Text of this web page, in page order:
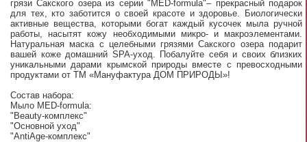
грязи Сакского озера из серии "MED-formula"– прекрасный подарок
для тех, кто заботится о своей красоте и здоровье. Биологически
активные вещества, которыми богат каждый кусочек мыла ручной
работы, насытят кожу необходимыми микро- и макроэлементами.
Натуральная маска с целебными грязями Сакского озера подарит
вашей коже домашний SPA-уход. Побалуйте себя и своих близких
уникальными дарами крымской природы вместе с превосходными
продуктами от ТМ «Мануфактура ДОМ ПРИРОДЫ»!
Состав набора:
Мыло MED-formula:
"Beauty-комплекс"
"Основной уход"
"АntiАge-комплекс"